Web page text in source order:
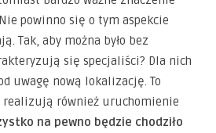
powinno się o tym aspekcie
Tak, aby można było bez
się specjaliści? Dla nich
uwagę nową lokalizację. To
realizują również uruchomienie
na pewno będzie chodziło